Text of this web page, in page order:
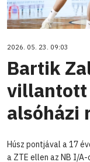
2026. 05. 23. 09:03
Bartik
villantott
alsóházi
Húsz pontjával a 17
a ZTE ellen az NB I/